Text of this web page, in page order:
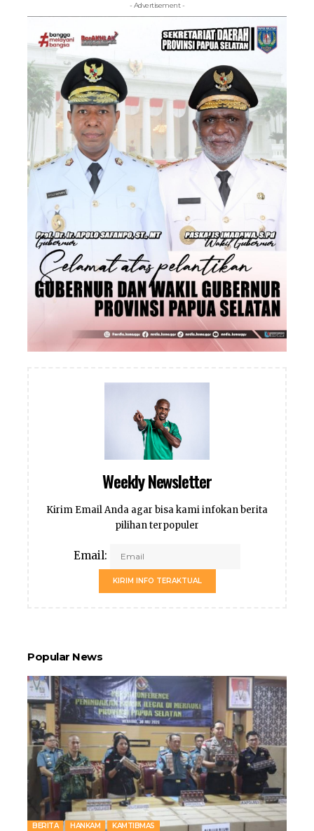
- Advertisement -
Weekly Newsletter
Kirim Email Anda agar bisa kami infokan berita
pilihan terpopuler
Email:
KIRIM INFO TERAKTUAL
Popular News
BERITA HANKAM KAMTIBMAS